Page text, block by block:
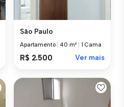
São Paulo
Apartamento 40 m² 1 Cama
R$ 2.500 Ver mais